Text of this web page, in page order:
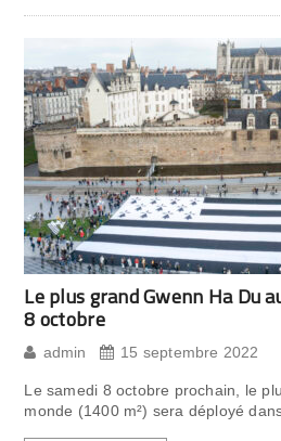
Le plus grand Gwenn Ha Du
8 octobre
admin 15 septembre 2022
Le samedi 8 octobre prochain, le
monde (1400 m²) sera déployé